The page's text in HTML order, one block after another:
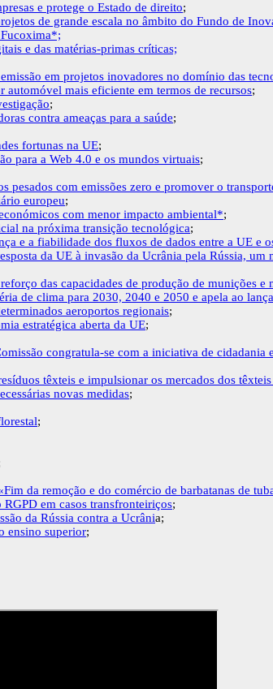
e protege o Estado de direito;
de grande escala no âmbito do Fundo de
Fucoxima*;
e das matérias-primas críticas;
em projetos inovadores no domínio das
mais eficiente em termos de recursos;
;
contra ameaças para a saúde;
fortunas na UE;
para a Web 4.0 e os mundos virtuais;
pesados com emissões zero e promover o
europeu;
com menor impacto ambiental*;
na próxima transição tecnológica;
e a fiabilidade dos fluxos de dados entre a UE e
da UE à invasão da Ucrânia pela Rússia,
das capacidades de produção de munições e
de clima para 2030, 2040 e 2050 e apela ao
aeroportos regionais;
estratégica aberta da UE;
congratula-se com a iniciativa de cidadania
têxteis e impulsionar os mercados dos têxteis
novas medidas;
;
da remoção e do comércio de barbatanas de
RGPD em casos transfronteiriços;
da Rússia contra a Ucrânia;
ensino superior;